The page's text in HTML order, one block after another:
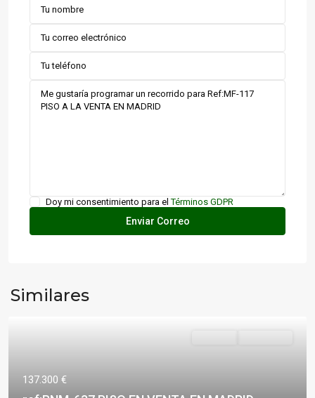
Doy mi consentimiento para elTérminos GDPR
Similares
137.300 €